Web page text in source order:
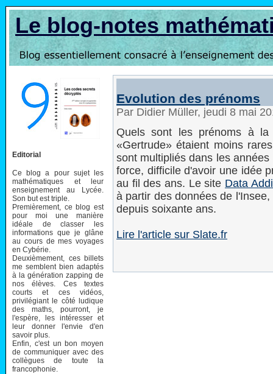
Le blog-notes
Editorial
Ce blog a pour sujet les
mathématiques et leur
enseignement au Lycée.
Son but est triple.
Premièrement, ce blog est
pour moi une manière
idéale de classer les
informations que je glâne
au cours de mes voyages
en Cybérie.
Deuxièmement, ces billets
me semblent bien adaptés
à la génération zapping de
nos élèves. Ces textes
courts et ces vidéos,
privilégiant le côté ludique
des maths, pourront, je
l'espère, les intéresser et
leur donner l'envie d'en
savoir plus.
Enfin, c'est un bon moyen
de communiquer avec des
collègues de toute la
francophonie.
Evolution des prénoms
Par Didier Müller, jeudi 8 mai
Quels sont les prénoms à
«Gertrude» étaient moins
sont multipliés dans les
force, difficile d'avoir une idée
au fil des ans. Le site Data
à partir des données de
depuis soixante ans.
Lire l'article sur Slate.fr